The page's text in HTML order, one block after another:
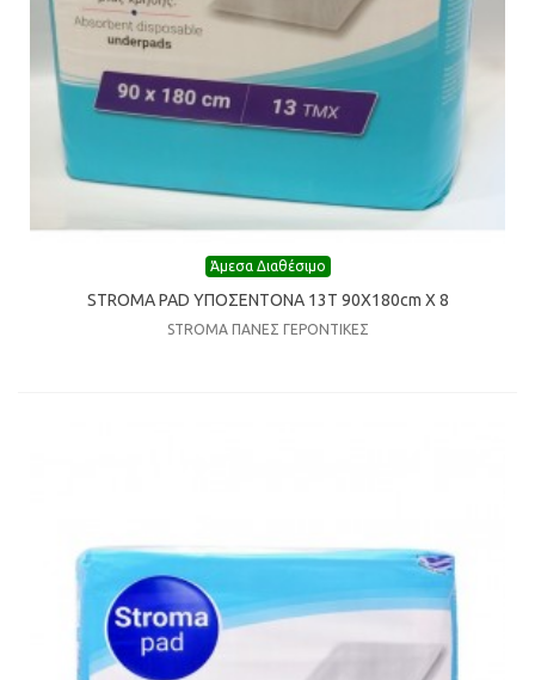
Άμεσα Διαθέσιμο
STROMA PAD ΥΠΟΣΕΝΤΟΝΑ 13Τ 90Χ180cm Χ 8
STROMA ΠΑΝΕΣ ΓΕΡΟΝΤΙΚΕΣ